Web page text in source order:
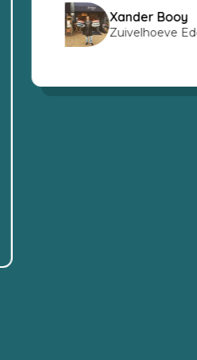
Xander Booy
Zuivelhoeve